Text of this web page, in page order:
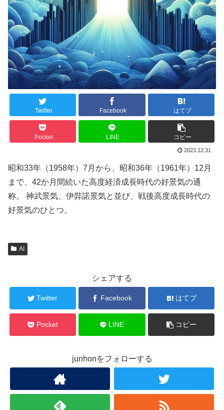
Twitter Facebook はてブ
Pocket LINE コピー
2023.12.31
昭和33年（1958年）7月から、昭和36年（1961年）12月
まで、42か月間続いた高度経済成長時代の好景気の通
称。 神武景気、伊弉諾景気と並び、戦後高度成長時代の
好景気のひとつ。
AI
シェアする
Twitter Facebook はてブ
Pocket LINE コピー
junhonをフォローする